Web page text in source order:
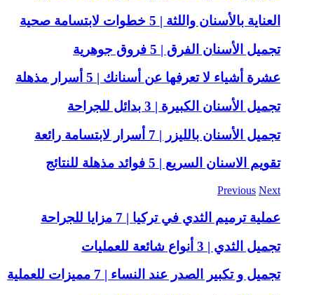
العناية بالأسنان واللثة | 5 خطوات لابتسامة صحية
تجميل الأسنان الفرق | 5 فروق جوهرية
عشرة أشياء لا تعرفها عن أسنانك | 5 أسرار مذهلة
تجميل الأسنان الكبيرة | 3 بدائل للجراحة
تجميل الأسنان بالليزر | 7 أسرار لابتسامة رائعة
تقويم الاسنان السريع | 5 فوائد مذهلة للنتائج
Previous Next
عملية ترميم الثدي في تركيا | 7 مزايا للجراحة
تجميل الثدي | 3 أنواع شائعة للعمليات
تجميل و تكبير الصدر عند النساء | 7 مميزات للعملية